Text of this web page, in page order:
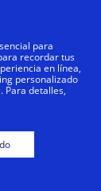
de
la
para
recordar tus
en línea,
personalizado
Para detalles,